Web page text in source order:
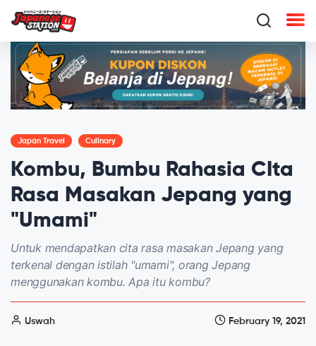
Japan Travel Culinary
Kombu, Bumbu Rahasia CIta
Rasa Masakan Jepang yang
"Umami"
Untuk mendapatkan cita rasa masakan Jepang yang
terkenal dengan istilah "umami", orang Jepang
menggunakan kombu. Apa itu kombu?
Uswah February 19, 2021